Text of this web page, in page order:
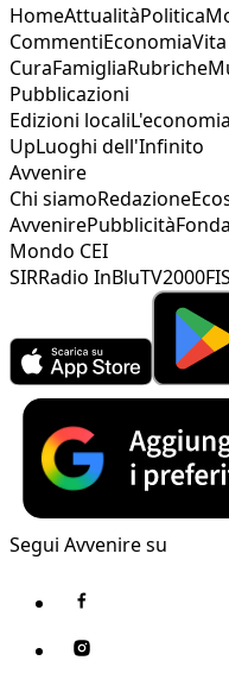
HomeAttualitàPolitica
CommentiEconomia
CuraFamigliaRubriche
Pubblicazioni
Edizioni locali
UpLuoghi dell'Infinito
Avvenire
Chi siamoRedazione
AvvenirePubblicità
Mondo CEI
SIRRadio InBluTV2000
Segui Avvenire su